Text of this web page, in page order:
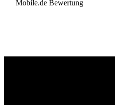
Mobile.de Bewertung